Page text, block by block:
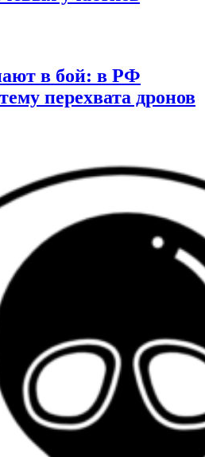
в бой: в РФ
перехвата дронов